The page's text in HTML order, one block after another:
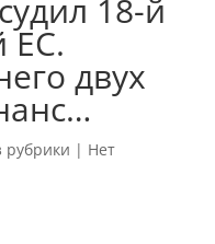
18-й
ЕС.
двух
рубрики | Нет